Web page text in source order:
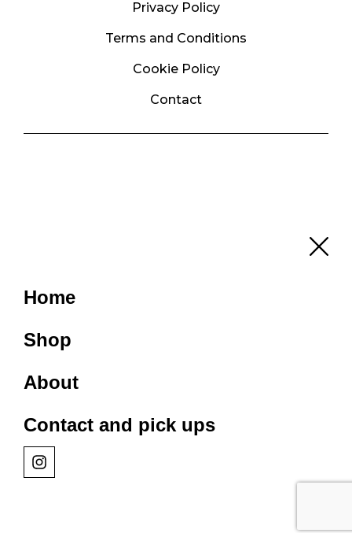
Privacy Policy
Terms and Conditions
Cookie Policy
Contact
Home
Shop
About
Contact and pick ups